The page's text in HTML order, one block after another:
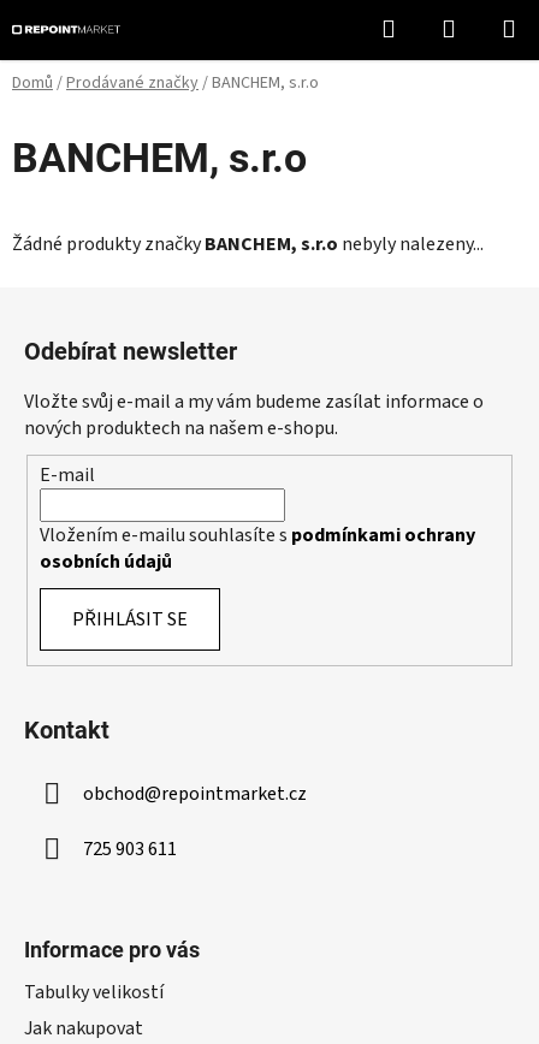
na
obsah
Hledat
KOŠÍK
Domů/Prodávané značky/BANCHEM, s.r.o
BANCHEM, s.r.o
Žádné produkty značkyBANCHEM, s.r.o nebyly nalezeny...
Odebírat newsletter
Vložte svůj e-mail a my vám budeme zasílat informace o
nových produktech na našem e-shopu.
E-mail
Vložením e-mailu souhlasíte s podmínkami ochrany
osobních údajů
PŘIHLÁSIT SE
Kontakt
obchod@repointmarket.cz
725 903 611
Informace pro vás
Tabulky velikostí
Jak nakupovat